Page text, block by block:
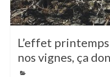
L’effet
nos vignes, ça